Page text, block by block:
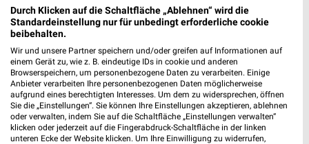
Regensburg
cyberport Angebote im aktuellen Prospekt
Durch Klicken auf die Schaltfläche „Ablehnen“ wird die
Standardeinstellung nur für unbedingt erforderliche cookie
beibehalten.
Wir und unsere Partner speichern und/oder greifen auf Informationen auf
einem Gerät zu, wie z. B. eindeutige IDs in cookie und anderen
Browserspeichern, um personenbezogene Daten zu verarbeiten. Einige
Anbieter verarbeiten Ihre personenbezogenen Daten möglicherweise
aufgrund eines berechtigten Interesses. Um dem zu widersprechen, öffnen
Sie die „Einstellungen“. Sie können Ihre Einstellungen akzeptieren, ablehnen
oder verwalten, indem Sie auf die Schaltfläche „Einstellungen verwalten“
klicken oder jederzeit auf die Fingerabdruck-Schaltfläche in der linken
unteren Ecke der Website klicken. Um Ihre Einwilligung zu widerrufen,